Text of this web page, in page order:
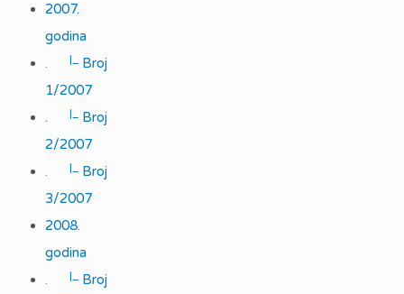
2007.
godina
.
|_
Broj
1/2007
.
|_
Broj
2/2007
.
|_
Broj
3/2007
2008.
godina
.
|_
Broj